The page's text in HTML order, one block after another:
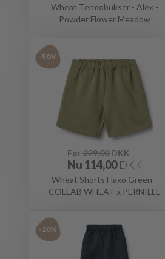
Wheat Termobukser - Alex -
Powder Flower Meadow
-50%
Før229,00DKK
Nu 114,00 DKK
Wheat Shorts Haxo Green -
COLLAB WHEAT x PERNILLE
-20%